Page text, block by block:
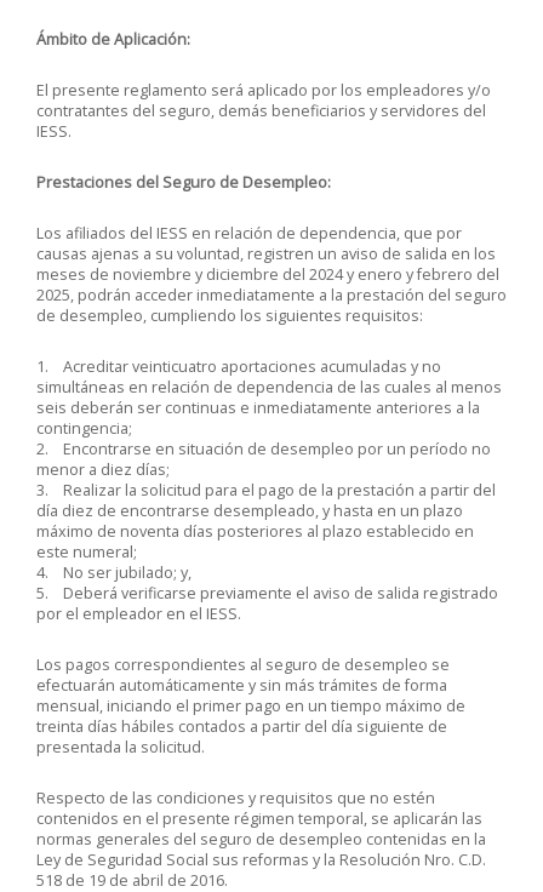
Ámbito de Aplicación:
El presente reglamento será aplicado por los empleadores y/o
contratantes del seguro, demás beneficiarios y servidores del
IESS.
Prestaciones del Seguro de Desempleo:
Los afiliados del IESS en relación de dependencia, que por
causas ajenas a su voluntad, registren un aviso de salida en los
meses de noviembre y diciembre del 2024 y enero y febrero del
2025, podrán acceder inmediatamente a la prestación del seguro
de desempleo, cumpliendo los siguientes requisitos:
1. Acreditar veinticuatro aportaciones acumuladas y no
simultáneas en relación de dependencia de las cuales al menos
seis deberán ser continuas e inmediatamente anteriores a la
contingencia;
2. Encontrarse en situación de desempleo por un período no
menor a diez días;
3. Realizar la solicitud para el pago de la prestación a partir del
día diez de encontrarse desempleado, y hasta en un plazo
máximo de noventa días posteriores al plazo establecido en
este numeral;
4. No ser jubilado; y,
5. Deberá verificarse previamente el aviso de salida registrado
por el empleador en el IESS.
Los pagos correspondientes al seguro de desempleo se
efectuarán automáticamente y sin más trámites de forma
mensual, iniciando el primer pago en un tiempo máximo de
treinta días hábiles contados a partir del día siguiente de
presentada la solicitud.
Respecto de las condiciones y requisitos que no estén
contenidos en el presente régimen temporal, se aplicarán las
normas generales del seguro de desempleo contenidas en la
Ley de Seguridad Social sus reformas y la Resolución Nro. C.D.
518 de 19 de abril de 2016.